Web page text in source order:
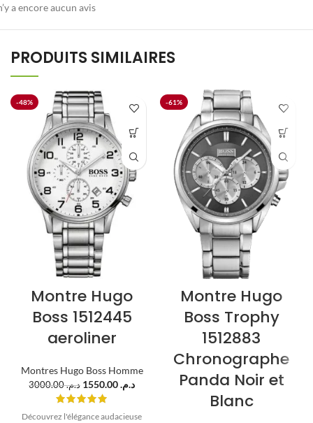
a encore aucun avis
PRODUITS SIMILAIRES
-48%
Montre Hugo
Boss 1512445
aeroliner
Montres Hugo Boss Homme
د.م.3000.00 د.م.
Découvrez l'élégance audacieuse
-61%
Montre Hugo
Boss Trophy
1512883
Chronographe
Panda Noir et
Blanc